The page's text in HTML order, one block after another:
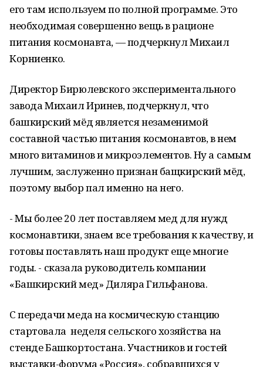
его там используем по полной программе. Это
необходимая совершенно вещь в рационе
питания космонавта, — подчеркнул Михаил
Корниенко.
Директор Бирюлевского экспериментального
завода Михаил Иринев, подчеркнул, что
башкирский мёд является незаменимой
составной частью питания космонавтов, в нем
много витаминов и микроэлементов. Ну а самым
лучшим, заслуженно признан бащкирский мёд,
поэтому выбор пал именно на него.
- Мы более 20 лет поставляем мед для нужд
космонавтики, знаем все требования к качеству, и
готовы поставлять наш продукт еще многие
годы. - сказала руководитель компании
«Башкирский мед» Диляра Гильфанова.
С передачи меда на космическую станцию
стартовала неделя сельского хозяйства на
стенде Башкортостана. Участников и гостей
выставки-форума «Россия», собравшихся у